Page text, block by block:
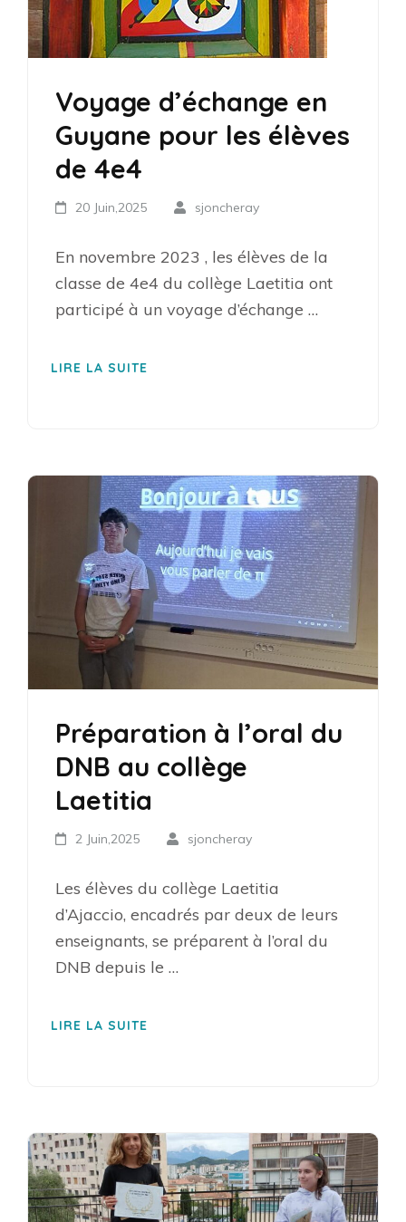
Voyage d’échange en
Guyane pour les élèves
de 4e4
20 Juin,2025 sjoncheray
En novembre 2023 , les élèves de la
classe de 4e4 du collège Laetitia ont
participé à un voyage d’échange …
LIRE LA SUITE
Préparation à l’oral du
DNB au collège
Laetitia
2 Juin,2025 sjoncheray
Les élèves du collège Laetitia
d’Ajaccio, encadrés par deux de leurs
enseignants, se préparent à l’oral du
DNB depuis le …
LIRE LA SUITE